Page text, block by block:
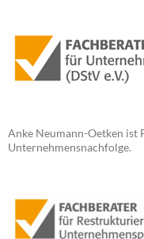
Anke Neumann-Oetken ist
Unternehmensnachfolge.